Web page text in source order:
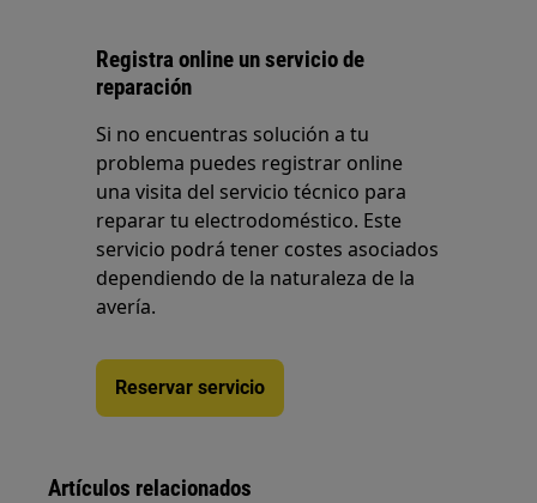
Registra online un servicio de
reparación
Si no encuentras solución a tu
problema puedes registrar online
una visita del servicio técnico para
reparar tu electrodoméstico. Este
servicio podrá tener costes asociados
dependiendo de la naturaleza de la
avería.
Reservar servicio
Artículos relacionados